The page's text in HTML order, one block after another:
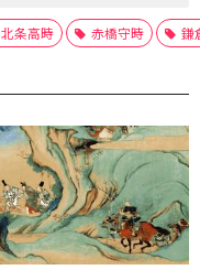
北条高時 赤橋守時 鎌